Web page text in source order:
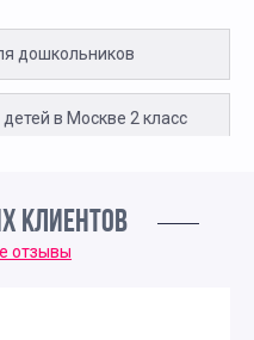
дошкольников
в Москве 2 класс
4 класса
КЛИЕНТОВ
отзывы